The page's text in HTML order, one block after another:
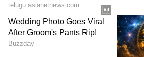
ఉంటారు. అప్పుడు సామ్రాట్ తులసి
మెచ్చుకుంటూ రియలి హాట్సాఫ్
మరొకవైపు లాస్య భాగ్య
దొంగగా తెలియకుండా ఇల్లు